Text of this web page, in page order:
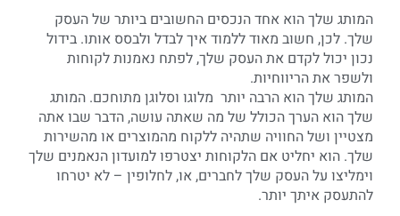
המותג שלך הוא אחד הנכסים החשובים ביותר של העסק
שלך. לכן, חשוב מאוד ללמוד איך לבדל ולבסס אותו. בידול
נכון יכול לקדם את העסק שלך, לפתח נאמנות לקוחות
ולשפר את הריווחיות.
המותג שלך הוא הרבה יותר מלוגו וסלוגן מתוחכם. המותג
שלך הוא הערך הכולל של מה שאתה עושה, הדבר שבו אתה
מצטיין ושל החוויה שתהיה ללקוח מהמוצרים או מהשירות
שלך. הוא יחליט אם הלקוחות יצטרפו למועדון הנאמנים שלך
וימליצו על העסק שלך לחברים, או, לחלופין – לא יטרחו
להתעסק איתך יותר.